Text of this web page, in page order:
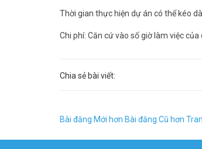
Thời gian thực hiện dự án có thể kéo
Chi phí: Căn cứ vào số giờ làm việc
Chia sẻ bài viết:
Bài đăng Mới hơn Bài đăng Cũ hơn